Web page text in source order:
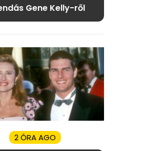
Gene Kelly-ről
2 ÓRA AGO